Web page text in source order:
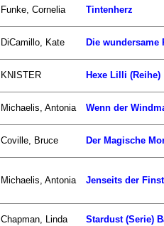
Funke, Cornelia Tintenherz
DiCamillo, Kate Die wundersame
KNISTER Hexe Lilli (Reihe)
Michaelis, Antonia Wenn der
Coville, Bruce Der Magische
Michaelis, Antonia Jenseits der
Chapman, Linda Stardust (Serie)